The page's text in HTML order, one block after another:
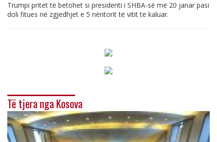
Trumpi pritet të betohet si presidenti i SHBA-së më 20 janar pasi
doli fitues në zgjedhjet e 5 nëntorit të vitit të kaluar.
Të tjera nga Kosova